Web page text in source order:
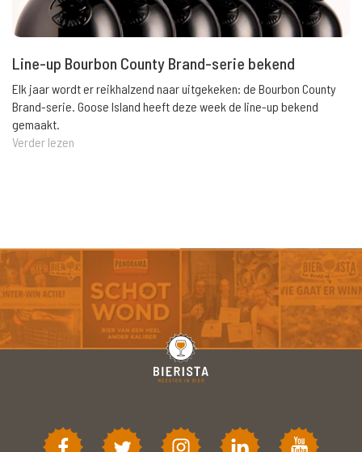
Line-up Bourbon County Brand-serie bekend
Elk jaar wordt er reikhalzend naar uitgekeken: de Bourbon County
Brand-serie. Goose Island heeft deze week de line-up bekend
gemaakt.
Verder lezen